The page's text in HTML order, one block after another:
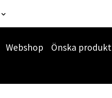
Webshop Önska produkt